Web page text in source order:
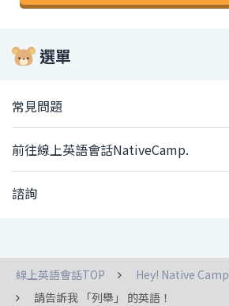
選單
常見問題
前往線上英語會話NativeCamp.
諮詢
線上英語會話TOP
Hey! Native Camp
請告訴我 「列舉」 的英語！